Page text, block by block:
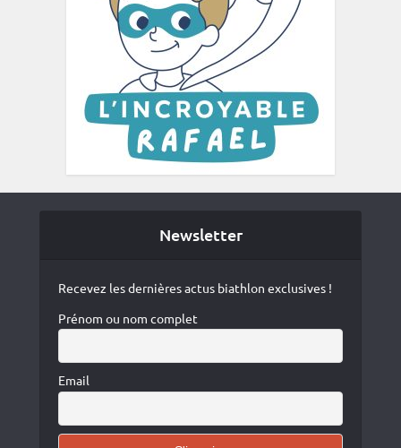
Newsletter
Recevez les dernières actus biathlon exclusives !
Prénom ou nom complet
Email